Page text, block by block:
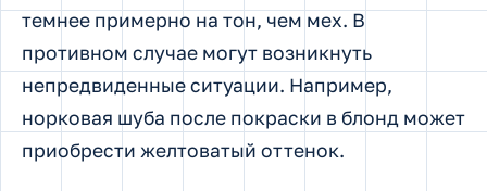
темнее примерно на тон, чем мех. В
противном случае могут возникнуть
непредвиденные ситуации. Например,
норковая шуба после покраски в блонд может
приобрести желтоватый оттенок.